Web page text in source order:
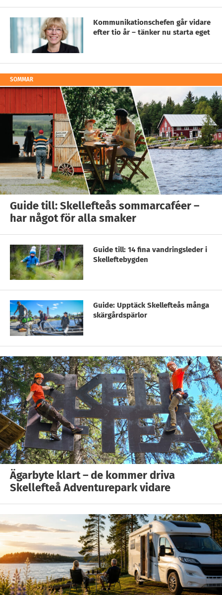
Kommunikationschefen går vidare
efter tio år – tänker nu starta eget
SOMMAR
Guide till: Skellefteås sommarcaféer –
har något för alla smaker
Guide till: 14 fina vandringsleder i
Skelleftebygden
Guide: Upptäck Skellefteås många
skärgårdspärlor
Ägarbyte klart – de kommer driva
Skellefteå Adventurepark vidare